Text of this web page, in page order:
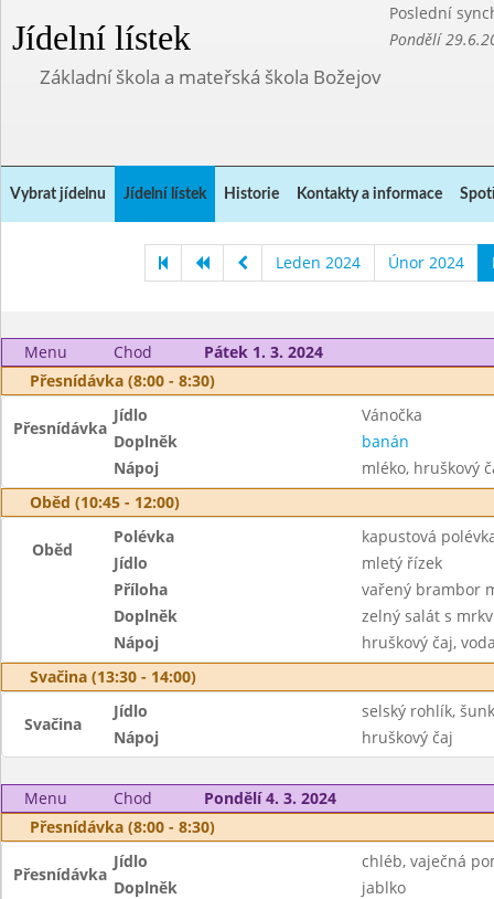
Jídelní lístek
Poslední
Pondělí
Základní škola a mateřská škola Božejov
Vybrat jídelnu Jídelní lístek Historie Kontakty a informace
Leden 2024 Únor 2024
Menu Chod
Pátek 1. 3. 2024
Přesnídávka (8:00 - 8:30)
Přesnídávka
Jídlo
Vánočka
Doplněk
banán
Nápoj
mléko, hruškový
Oběd (10:45 - 12:00)
Oběd
Polévka
kapustová
Jídlo
mletý řízek
Příloha
vařený brambor
Doplněk
zelný salát s
Nápoj
hruškový čaj,
Svačina (13:30 - 14:00)
Svačina
Jídlo
selský rohlík,
Nápoj
hruškový čaj
Menu Chod
Pondělí 4. 3. 2024
Přesnídávka (8:00 - 8:30)
Přesnídávka
Jídlo
chléb, vaječná
Doplněk
jablko